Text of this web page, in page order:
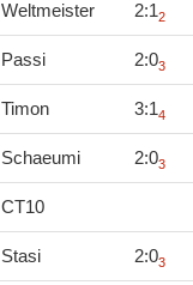
Weltmeister 2:12
Passi 2:03
Timon 3:14
Schaeumi 2:03
CT10
Stasi 2:03